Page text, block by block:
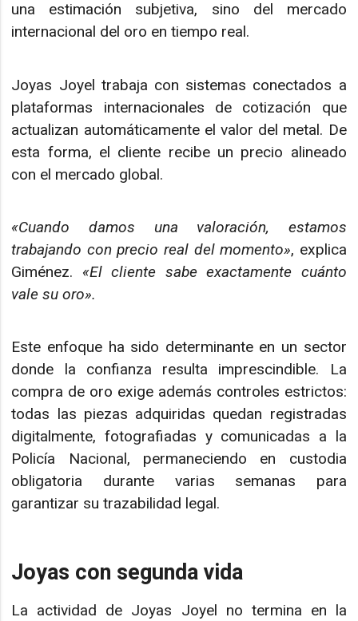
una estimación subjetiva, sino del mercado
internacional del oro en tiempo real.
Joyas Joyel trabaja con sistemas conectados a
plataformas internacionales de cotización que
actualizan automáticamente el valor del metal. De
esta forma, el cliente recibe un precio alineado
con el mercado global.
«Cuando damos una valoración, estamos
trabajando con precio real del momento», explica
Giménez. «El cliente sabe exactamente cuánto
vale su oro».
Este enfoque ha sido determinante en un sector
donde la confianza resulta imprescindible. La
compra de oro exige además controles estrictos:
todas las piezas adquiridas quedan registradas
digitalmente, fotografiadas y comunicadas a la
Policía Nacional, permaneciendo en custodia
obligatoria durante varias semanas para
garantizar su trazabilidad legal.
Joyas con segunda vida
La actividad de Joyas Joyel no termina en la